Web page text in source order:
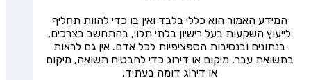
המידע האמור הוא כללי בלבד ואין בו כדי להוות תחליף
לייעוץ השקעות בעל רישיון בלתי תלוי, בהתחשב בצרכים,
בנתונים ובנסיבות הספציפיות לכל אדם. אין גם לראות
בתשואת עבר, מיקום או דירוג כדי להבטיח תשואה, מיקום
או דירוג דומה בעתיד.